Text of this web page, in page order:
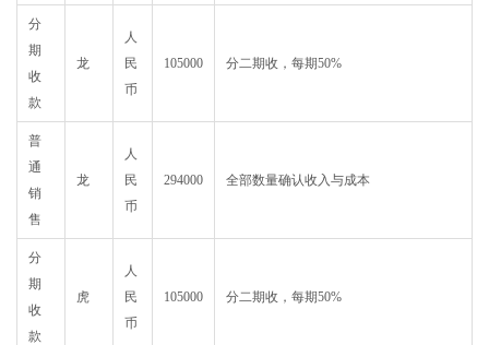
分
期
收
款
龙
人
民
币
105000 分二期收，每期50%
普
通
销
售
龙
人
民
币
294000 全部数量确认收入与成本
分
期
收
款
虎
人
民
币
105000 分二期收，每期50%